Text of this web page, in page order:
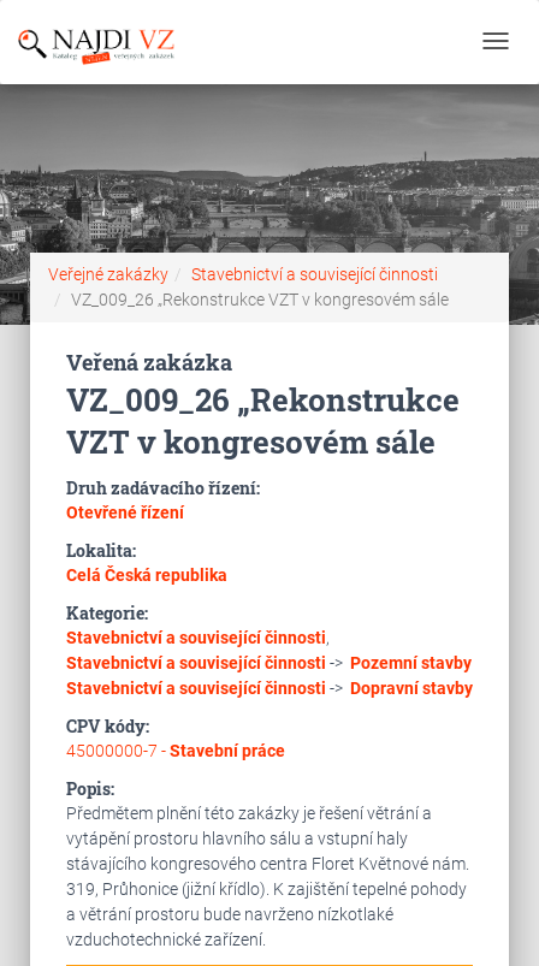
Veřejné zakázky
Stavebnictví a související činnosti
VZ_009_26 „Rekonstrukce VZT v kongresovém sále
Veřená zakázka
VZ_009_26 „Rekonstrukce
VZT v kongresovém sále
Druh zadávacího řízení:
Otevřené řízení
Lokalita:
Celá Česká republika
Kategorie:
Stavebnictví a související činnosti,
Stavebnictví a související činnosti -> Pozemní stavby
Stavebnictví a související činnosti -> Dopravní stavby
CPV kódy:
45000000-7 -Stavební práce
Popis:
Předmětem plnění této zakázky je řešení větrání a
vytápění prostoru hlavního sálu a vstupní haly
stávajícího kongresového centra Floret Květnové nám.
319, Průhonice (jižní křídlo). K zajištění tepelné pohody
a větrání prostoru bude navrženo nízkotlaké
vzduchotechnické zařízení.